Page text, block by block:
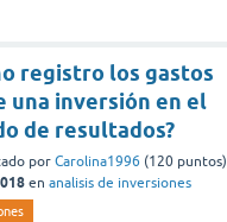
registro los gastos
una inversión en el
de resultados?
por Carolina1996 (120 puntos)
en analisis de inversiones